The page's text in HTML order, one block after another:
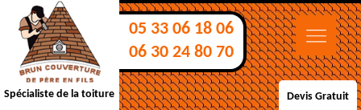
Spécialiste de la toiture
05 33 06 18 06
06 30 24 80 70
Devis Gratuit